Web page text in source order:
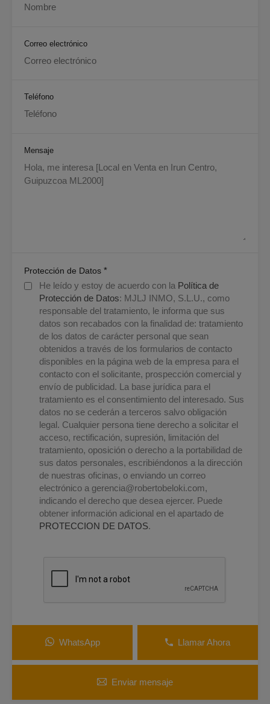
Correo electrónico
Teléfono
Mensaje
Protección de Datos *
He leído y estoy de acuerdo con la Política de
Protección de Datos: MJLJ INMO, S.L.U., como
responsable del tratamiento, le informa que sus
datos son recabados con la finalidad de: tratamiento
de los datos de carácter personal que sean
obtenidos a través de los formularios de contacto
disponibles en la página web de la empresa para el
contacto con el solicitante, prospección comercial y
envío de publicidad. La base jurídica para el
tratamiento es el consentimiento del interesado. Sus
datos no se cederán a terceros salvo obligación
legal. Cualquier persona tiene derecho a solicitar el
acceso, rectificación, supresión, limitación del
tratamiento, oposición o derecho a la portabilidad de
sus datos personales, escribiéndonos a la dirección
de nuestras oficinas, o enviando un correo
electrónico a gerencia@robertobeloki.com,
indicando el derecho que desea ejercer. Puede
obtener información adicional en el apartado de
PROTECCION DE DATOS.
WhatsApp Llamar Ahora
Enviar mensaje